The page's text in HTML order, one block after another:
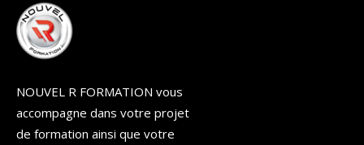
NOUVEL R FORMATION vous
accompagne dans votre projet
de formation ainsi que votre